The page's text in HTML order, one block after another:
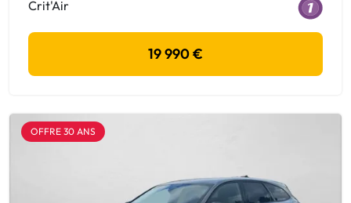
Crit'Air
19 990 €
OFFRE 30 ANS